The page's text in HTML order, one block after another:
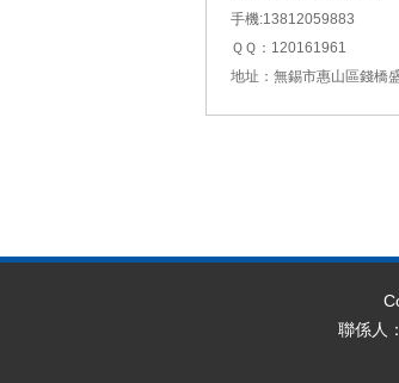
手機:13812059883
ＱＱ：120161961
地址：無錫市惠山區錢橋
聯係人